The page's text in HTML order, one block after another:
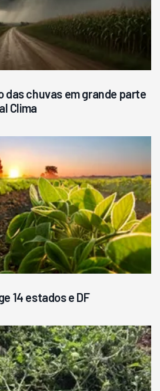
chuvas em grande parte
Clima
14 estados e DF